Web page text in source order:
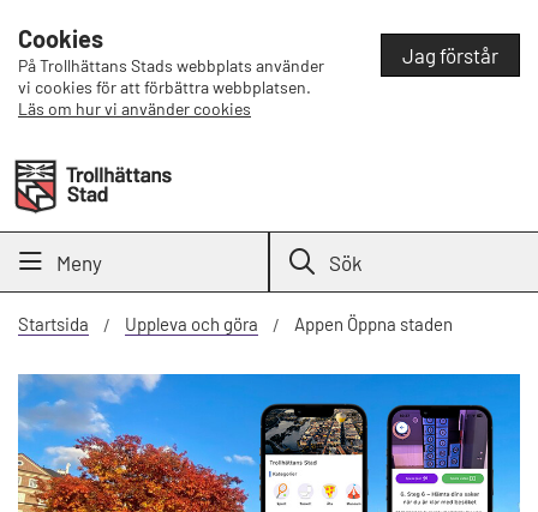
Cookies
På Trollhättans Stads webbplats använder
vi cookies för att förbättra webbplatsen.
Läs om hur vi använder cookies
Jag förstår
Meny Sök
Startsida Uppleva och göra Appen Öppna staden